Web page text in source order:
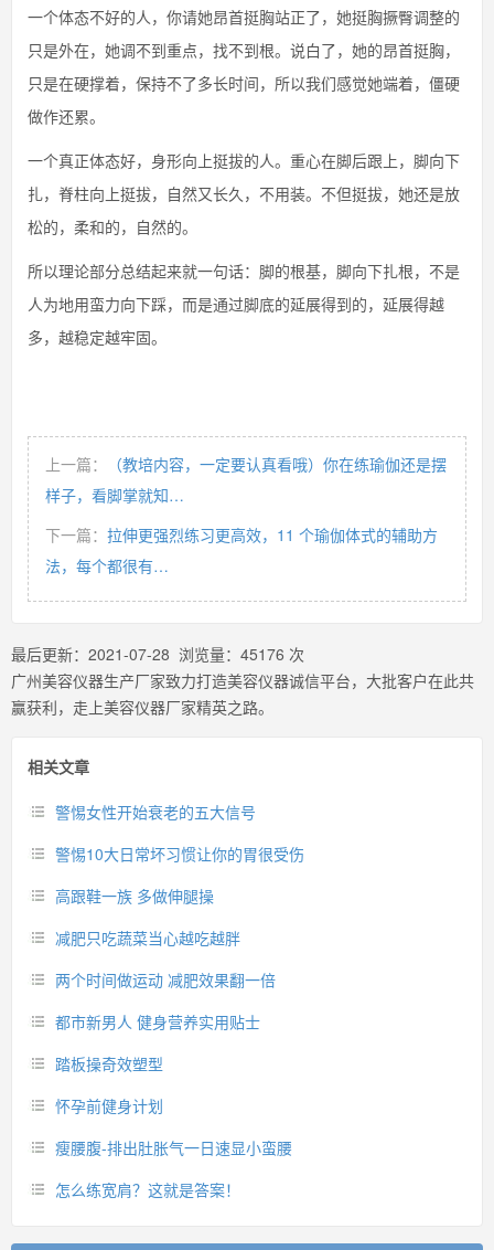
一个体态不好的人，你请她昂首挺胸站正了，她挺胸撅臀调整的
只是外在，她调不到重点，找不到根。说白了，她的昂首挺胸，
只是在硬撑着，保持不了多长时间，所以我们感觉她端着，僵硬
做作还累。
一个真正体态好，身形向上挺拔的人。重心在脚后跟上，脚向下
扎，脊柱向上挺拔，自然又长久，不用装。不但挺拔，她还是放
松的，柔和的，自然的。
所以理论部分总结起来就一句话：脚的根基，脚向下扎根，不是
人为地用蛮力向下踩，而是通过脚底的延展得到的，延展得越
多，越稳定越牢固。
上一篇：
（教培内容，一定要认真看哦）你在练瑜伽还是摆
样子，看脚掌就知…
下一篇： 拉伸更强烈练习更高效，11 个瑜伽体式的辅助方
法，每个都很有…
最后更新： 2021-07-28 浏览量： 45176 次
广州美容仪器生产厂家致力打造美容仪器诚信平台，大批客户在此共
赢获利，走上美容仪器厂家精英之路。
相关文章
警惕女性开始衰老的五大信号
警惕10大日常坏习惯让你的胃很受伤
高跟鞋一族 多做伸腿操
减肥只吃蔬菜当心越吃越胖
两个时间做运动 减肥效果翻一倍
都市新男人 健身营养实用贴士
踏板操奇效塑型
怀孕前健身计划
瘦腰腹-排出肚胀气一日速显小蛮腰
怎么练宽肩？这就是答案！